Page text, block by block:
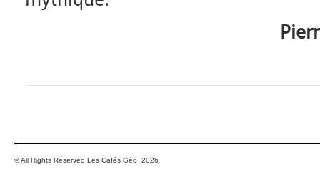
© All Rights Reserved Les Cafés Géo 2026